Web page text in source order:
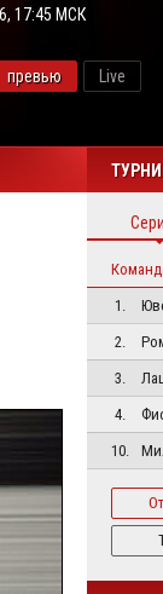
17:45 МСК
превью Live
1.
2.
3.
4.
10.